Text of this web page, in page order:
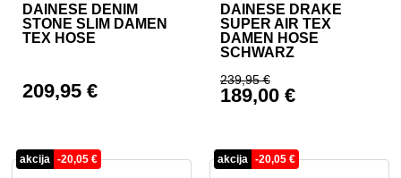
DAINESE DENIM
STONE SLIM DAMEN
TEX HOSE
209,95€
DAINESE DRAKE
SUPER AIR TEX
DAMEN HOSE
SCHWARZ
239,95€
Ursprünglicher
189,00 €
akcija -20,05€ akcija -20,05 €